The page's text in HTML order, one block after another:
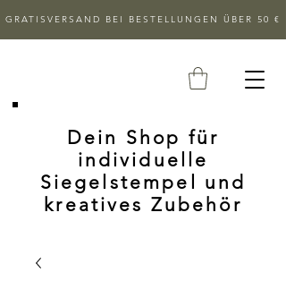
GRATISVERSAND BEI BESTELLUNGEN ÜBER 50 €
Dein Shop für
individuelle
Siegelstempel und
kreatives Zubehör